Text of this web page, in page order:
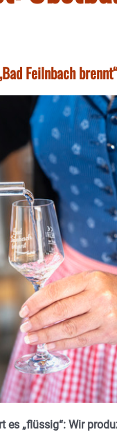
Feilnbach
es „flüssig“: Wir